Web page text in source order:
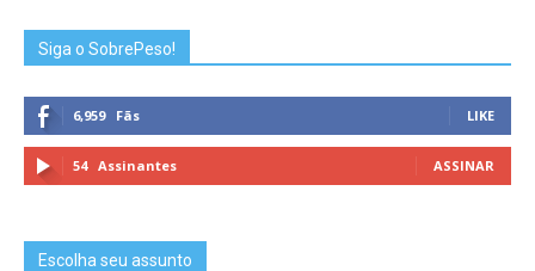
Siga o SobrePeso!
6,959 Fãs LIKE
54 Assinantes ASSINAR
Escolha seu assunto